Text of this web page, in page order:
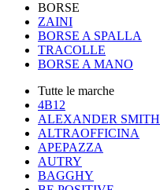
BORSE
ZAINI
BORSE A SPALLA
TRACOLLE
BORSE A MANO
Tutte le marche
4B12
ALEXANDER SMITH
ALTRAOFFICINA
APEPAZZA
AUTRY
BAGGHY